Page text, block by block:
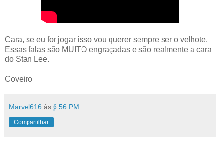
Cara, se eu for jogar isso vou querer sempre ser o velhote.
Essas falas são MUITO engraçadas e são realmente a cara
do Stan Lee.
Coveiro
Marvel616 às 6:56 PM
Compartilhar